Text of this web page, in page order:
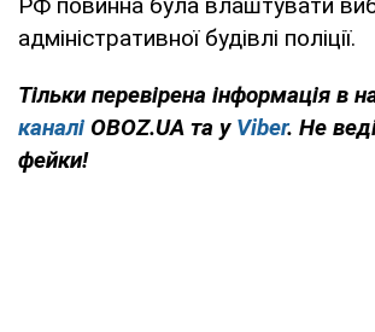
адміністративної будівлі поліції.
Тільки перевірена інформація в
каналі OBOZ.UA та у Viber. Не
фейки!